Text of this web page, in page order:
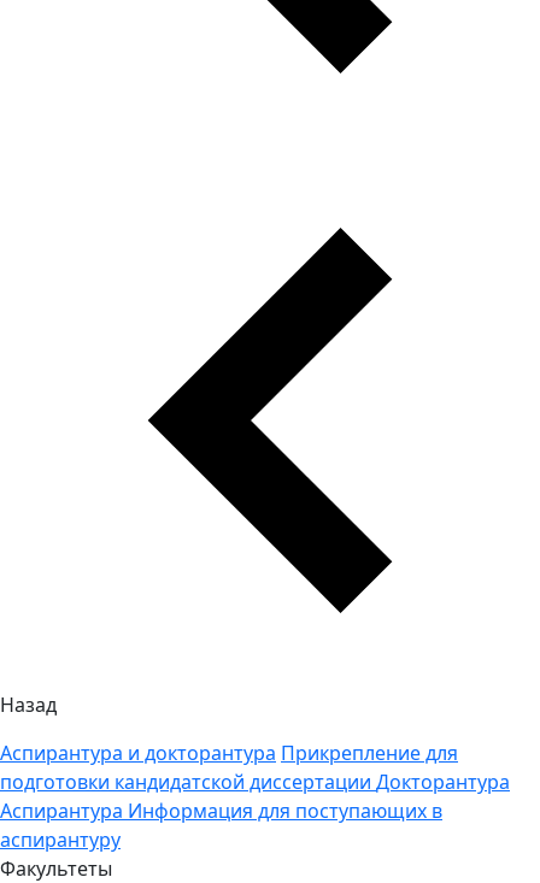
Назад
Аспирантура и докторантура Прикрепление для
подготовки кандидатской диссертации Докторантура
Аспирантура Информация для поступающих в
аспирантуру
Факультеты